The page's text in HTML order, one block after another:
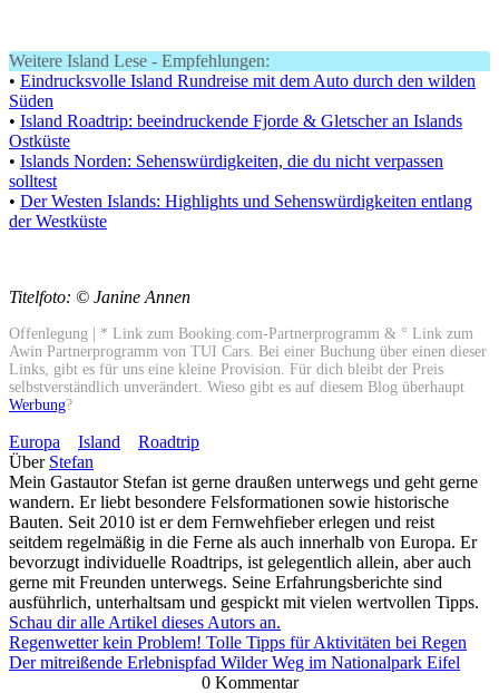
Weitere Island Lese - Empfehlungen:
• Eindrucksvolle Island Rundreise mit dem Auto durch den wilden
Süden
• Island Roadtrip: beeindruckende Fjorde & Gletscher an Islands
Ostküste
• Islands Norden: Sehenswürdigkeiten, die du nicht verpassen
solltest
• Der Westen Islands: Highlights und Sehenswürdigkeiten entlang
der Westküste
Titelfoto: © Janine Annen
Offenlegung | * Link zum Booking.com-Partnerprogramm & ° Link zum
Awin Partnerprogramm von TUI Cars. Bei einer Buchung über einen dieser
Links, gibt es für uns eine kleine Provision. Für dich bleibt der Preis
selbstverständlich unverändert. Wieso gibt es auf diesem Blog überhaupt
Werbung?
Europa Island
Roadtrip
Über Stefan
Mein Gastautor Stefan ist gerne draußen unterwegs und geht gerne
wandern. Er liebt besondere Felsformationen sowie historische
Bauten. Seit 2010 ist er dem Fernwehfieber erlegen und reist
seitdem regelmäßig in die Ferne als auch innerhalb von Europa. Er
bevorzugt individuelle Roadtrips, ist gelegentlich allein, aber auch
gerne mit Freunden unterwegs. Seine Erfahrungsberichte sind
ausführlich, unterhaltsam und gespickt mit vielen wertvollen Tipps.
Schau dir alle Artikel dieses Autors an.
Regenwetter kein Problem! Tolle Tipps für Aktivitäten bei Regen
Der mitreißende Erlebnispfad Wilder Weg im Nationalpark Eifel
0 Kommentar